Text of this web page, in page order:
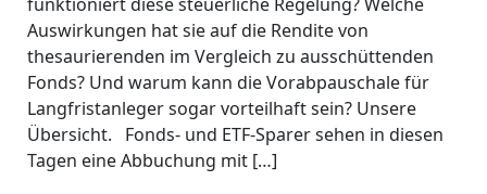
Auswirkungen hat sie auf die Rendite von
thesaurierenden im Vergleich zu ausschüttenden
Fonds? Und warum kann die Vorabpauschale für
Langfristanleger sogar vorteilhaft sein? Unsere
Übersicht. Fonds- und ETF-Sparer sehen in diesen
Tagen eine Abbuchung mit […]